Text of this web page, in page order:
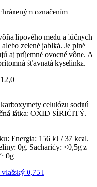
označením
lipového medu a lúčnych
zelené jablká. Je plné
aj príjemné ovocné vône. A
šťavnatá kyselinka.
sodnú
látka: OXID SÍRIČITÝ.
Energia: 156 kJ / 37 kcal.
0g. Sacharidy: <0,5g z
0g.